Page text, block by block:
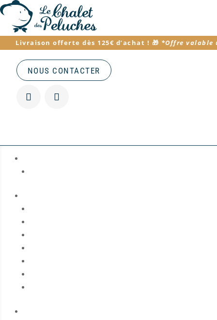
Livraison offerte dès 125€ d’achat ! 🎁 *Offre valable
NOUS CONTACTER